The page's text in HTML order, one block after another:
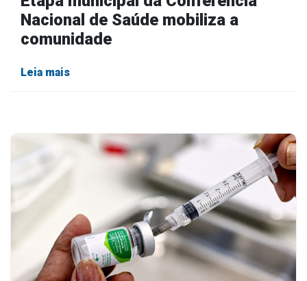
Nacional de Saúde mobiliza a
comunidade
Leia mais